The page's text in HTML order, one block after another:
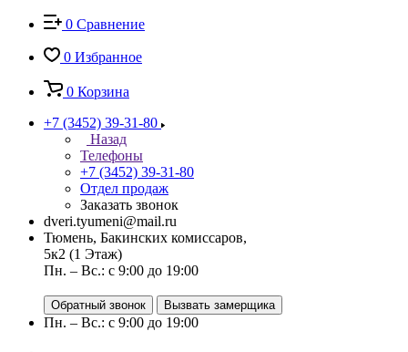
0 Сравнение
0 Избранное
0 Корзина
+7 (3452) 39-31-80
Назад
Телефоны
+7 (3452) 39-31-80
Отдел продаж
Заказать звонок
dveri.tyumeni@mail.ru
Тюмень, Бакинских комиссаров,
5к2 (1 Этаж)
Пн. – Вс.: с 9:00 до 19:00
Обратный звонок Вызвать замерщика
Пн. – Вс.: с 9:00 до 19:00